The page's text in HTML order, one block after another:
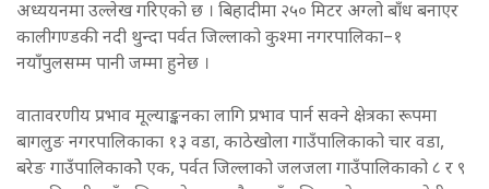
अध्ययनमा उल्लेख गरिएको छ । बिहादीमा २५० मिटर अग्लो बाँध बनाएर
कालीगण्डकी नदी थुन्दा पर्वत जिल्लाको कुश्मा नगरपालिका–१
नयाँपुलसम्म पानी जम्मा हुनेछ ।
वातावरणीय प्रभाव मूल्याङ्कनका लागि प्रभाव पार्न सक्ने क्षेत्रका रूपमा
बागलुङ नगरपालिकाका १३ वडा, काठेखोला गाउँपालिकाको चार वडा,
बरेङ गाउँपालिकाकोे एक, पर्वत जिल्लाको जलजला गाउँपालिकाको ८ र ९